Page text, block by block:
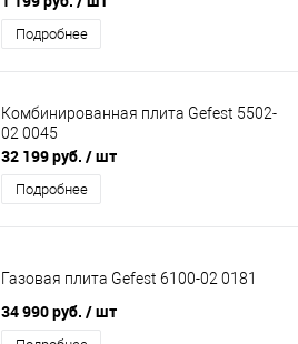
Подробнее
Комбинированная плита Gefest 5502-
02 0045
32 199 руб. / шт
Подробнее
Газовая плита Gefest 6100-02 0181
34 990 руб. / шт